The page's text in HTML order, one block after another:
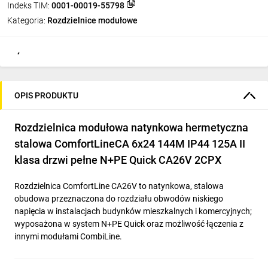
Indeks TIM: 0001-00019-55798
Kategoria: Rozdzielnice modułowe
OPIS PRODUKTU
Rozdzielnica modułowa natynkowa hermetyczna
stalowa ComfortLineCA 6x24 144M IP44 125A II
klasa drzwi pełne N+PE Quick CA26V 2CPX
Rozdzielnica ComfortLine CA26V to natynkowa, stalowa
obudowa przeznaczona do rozdziału obwodów niskiego
napięcia w instalacjach budynków mieszkalnych i komercyjnych;
wyposażona w system N+PE Quick oraz możliwość łączenia z
innymi modułami CombiLine.